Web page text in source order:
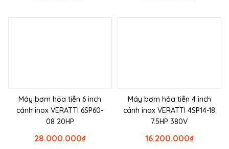
Máy bơm hỏa tiễn 6 inch
cánh inox VERATTI 6SP60-
08 20HP
₫
28.000.000
Máy bơm hỏa tiễn 4 inch
cánh inox VERATTI 4SP14-18
7.5HP 380V
₫
16.200.000